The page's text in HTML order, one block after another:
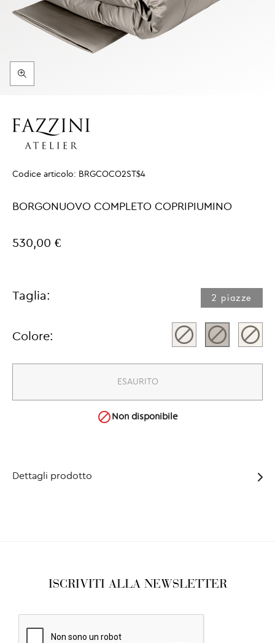
Codice articolo: BRGCOCO2ST$4
BORGONUOVO COMPLETO COPRIPIUMINO
530,00 €
Taglia: 2 piazze​
Colore:
ESAURITO
 Non disponibile
Dettagli prodotto
ISCRIVITI ALLA NEWSLETTER